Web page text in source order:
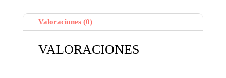
Valoraciones (0)
VALORACIONES